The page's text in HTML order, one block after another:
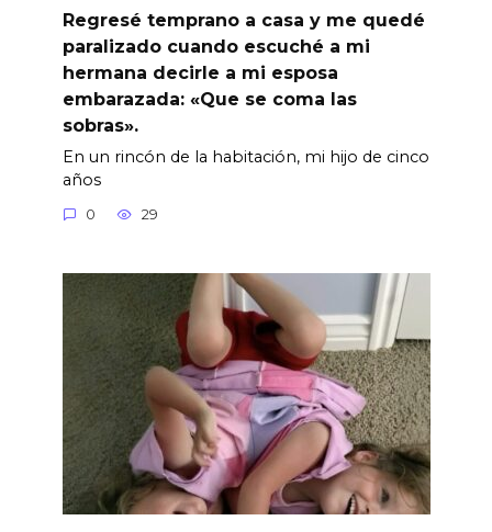
Regresé temprano a casa y me quedé
paralizado cuando escuché a mi
hermana decirle a mi esposa
embarazada: «Que se coma las
sobras».
En un rincón de la habitación, mi hijo de cinco
años
0 29